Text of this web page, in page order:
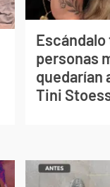
personas
quedarían
Tini